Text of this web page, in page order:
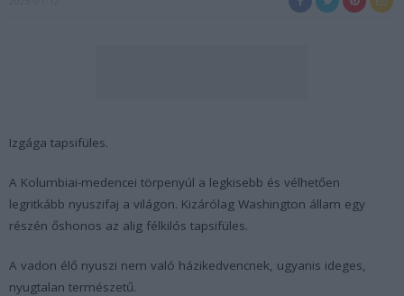
Izgága tapsifüles.
A Kolumbiai-medencei törpenyúl a legkisebb és vélhetően
legritkább nyuszifaj a világon. Kizárólag Washington állam egy
részén őshonos az alig félkilós tapsifüles.
A vadon élő nyuszi nem való házikedvencnek, ugyanis ideges,
nyugtalan természetű.